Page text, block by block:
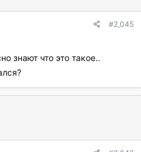
#2,045
знают что это такое..